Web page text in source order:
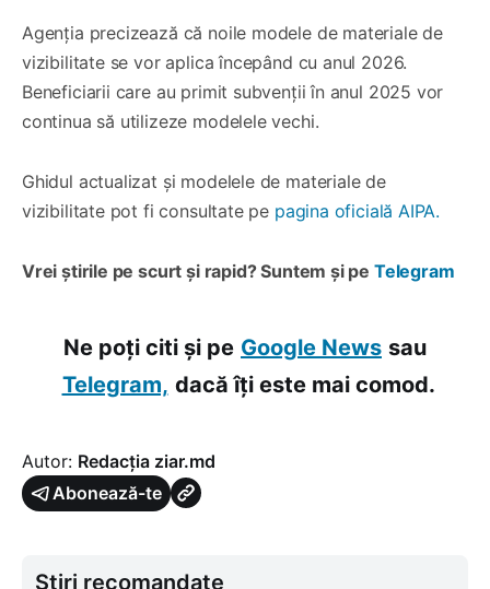
Agenția precizează că noile modele de materiale de
vizibilitate se vor aplica începând cu anul 2026.
Beneficiarii care au primit subvenții în anul 2025 vor
continua să utilizeze modelele vechi.
Ghidul actualizat și modelele de materiale de
vizibilitate pot fi consultate pe pagina oficială AIPA.
Vrei știrile pe scurt și rapid? Suntem și pe Telegram
Ne poți citi și pe Google News sau
Telegram, dacă îți este mai comod.
Autor: Redacția ziar.md
Abonează-te
Știri recomandate